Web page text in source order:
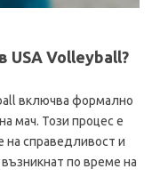
USA Volleyball?
включва формално
мач. Този процес е
на справедливост и
по време на